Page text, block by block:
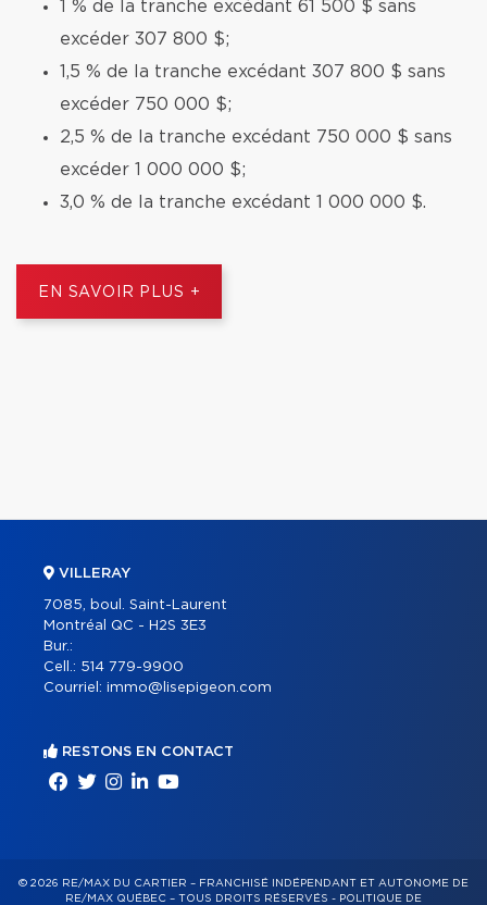
1 % de la tranche excédant 61 500 $ sans
excéder 307 800 $;
1,5 % de la tranche excédant 307 800 $ sans
excéder 750 000 $;
2,5 % de la tranche excédant 750 000 $ sans
excéder 1 000 000 $;
3,0 % de la tranche excédant 1 000 000 $.
EN SAVOIR PLUS +
VILLERAY
7085, boul. Saint-Laurent
Montréal QC - H2S 3E3
Bur.:
Cell.: 514 779-9900
Courriel: immo@lisepigeon.com
RESTONS EN CONTACT
© 2026 RE/MAX DU CARTIER – FRANCHISÉ INDÉPENDANT ET AUTONOME DE
RE/MAX QUÉBEC – TOUS DROITS RÉSERVÉS - POLITIQUE DE